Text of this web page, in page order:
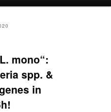
mono“:
spp. &
in